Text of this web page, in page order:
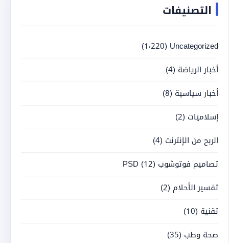
التصنيفات
Uncategorized (1٬220)
أخبار الرياضة (4)
أخبار سياسية (8)
إسلاميات (2)
الربح من الإنترنت (4)
تصاميم فوتوشوب PSD (12)
تفسير الأحلام (2)
تقنية (10)
صحة وطب (35)